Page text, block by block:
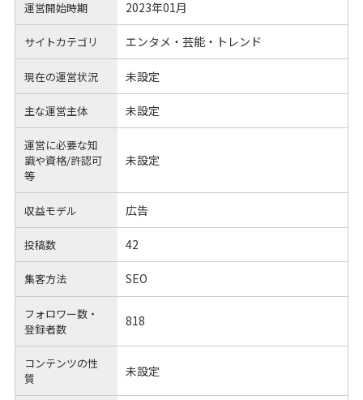
運営開始時期 2023年01月
サイトカテゴリ エンタメ・芸能・トレンド
現在の運営状況 未設定
主な運営主体 未設定
運営に必要な知
識や資格/許認可
等
未設定
収益モデル 広告
投稿数 42
集客方法 SEO
フォロワー数・
登録者数
818
コンテンツの性
質
未設定